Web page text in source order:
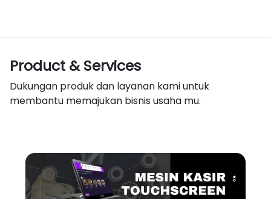
Product & Services
Dukungan produk dan layanan kami untuk
membantu memajukan bisnis usaha mu.